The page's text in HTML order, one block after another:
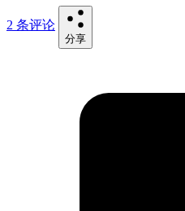
2 条评论
分享